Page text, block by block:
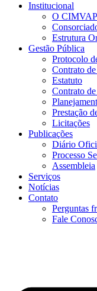
Institucional
O CIMVAP
Estrutura
Gestão Pública
Protocolo
Contrato
Estatuto
Contrato
Prestação
Licitações
Publicações
Diário
Processo
Assembleia
Serviços
Notícias
Contato
Perguntas
Fale